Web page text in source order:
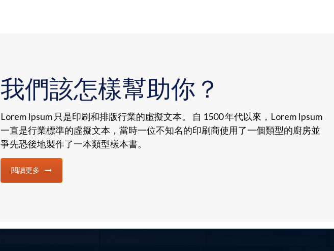
我們該怎樣幫助你？
Lorem Ipsum 只是印刷和排版行業的虛擬文本。 自 1500 年代以來，Lorem Ipsum
一直是行業標準的虛擬文本，當時一位不知名的印刷商使用了一個類型的廚房並
爭先恐後地製作了一本類型樣本書。
閱讀更多